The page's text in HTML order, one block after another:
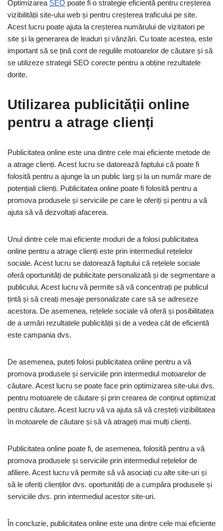
Optimizarea SEO poate fi o strategie eficientă pentru creșterea
vizibilității site-ului web și pentru creșterea traficului pe site.
Acest lucru poate ajuta la creșterea numărului de vizitatori pe
site și la generarea de leaduri și vânzări. Cu toate acestea, este
important să se țină cont de regulile motoarelor de căutare și să
se utilizeze strategii SEO corecte pentru a obține rezultatele
dorite.
Utilizarea publicității online
pentru a atrage clienți
Publicitatea online este una dintre cele mai eficiente metode de
a atrage clienți. Acest lucru se datorează faptului că poate fi
folosită pentru a ajunge la un public larg și la un număr mare de
potențiali clienți. Publicitatea online poate fi folosită pentru a
promova produsele și serviciile pe care le oferiți și pentru a vă
ajuta să vă dezvoltați afacerea.
Unul dintre cele mai eficiente moduri de a folosi publicitatea
online pentru a atrage clienți este prin intermediul rețelelor
sociale. Acest lucru se datorează faptului că rețelele sociale
oferă oportunități de publicitate personalizată și de segmentare a
publicului. Acest lucru vă permite să vă concentrați pe publicul
țintă și să creați mesaje personalizate care să se adreseze
acestora. De asemenea, rețelele sociale vă oferă și posibilitatea
de a urmări rezultatele publicității și de a vedea cât de eficientă
este campania dvs.
De asemenea, puteți folosi publicitatea online pentru a vă
promova produsele și serviciile prin intermediul motoarelor de
căutare. Acest lucru se poate face prin optimizarea site-ului dvs.
pentru motoarele de căutare și prin crearea de conținut optimizat
pentru căutare. Acest lucru vă va ajuta să vă creșteți vizibilitatea
în motoarele de căutare și să vă atrageți mai mulți clienți.
Publicitatea online poate fi, de asemenea, folosită pentru a vă
promova produsele și serviciile prin intermediul rețelelor de
afiliere. Acest lucru vă permite să vă asociați cu alte site-uri și
să le oferiți clienților dvs. oportunități de a cumpăra produsele și
serviciile dvs. prin intermediul acestor site-uri.
În concluzie, publicitatea online este una dintre cele mai eficiente